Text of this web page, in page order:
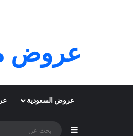
عروض
عروض السعودية
إضافة عمود جانبي